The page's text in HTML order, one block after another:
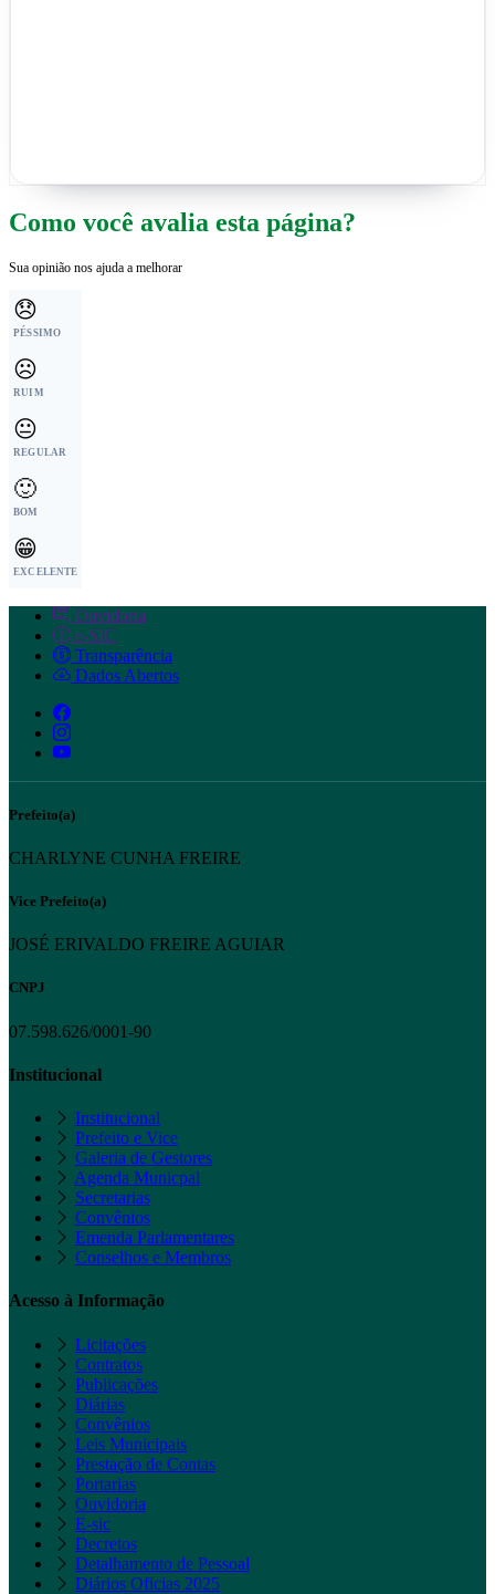
Como você avalia esta página?
Sua opinião nos ajuda a melhorar
😞
PÉSSIMO
☹️
RUIM
😐
REGULAR
🙂
BOM
😁
EXCELENTE
Ouvidoria
e-SIC
Transparência
Dados Abertos
Prefeito(a)
CHARLYNE CUNHA FREIRE
Vice Prefeito(a)
JOSÉ ERIVALDO FREIRE AGUIAR
CNPJ
07.598.626/0001-90
Institucional
Institucional
Prefeito e Vice
Galeria de Gestores
Agenda Municpal
Secretarias
Convênios
Emenda Parlamentares
Conselhos e Membros
Acesso à Informação
Licitações
Contratos
Publicações
Diárias
Convênios
Leis Municipais
Prestação de Contas
Portarias
Ouvidoria
E-sic
Decretos
Detalhamento de Pessoal
Diários Oficias 2025